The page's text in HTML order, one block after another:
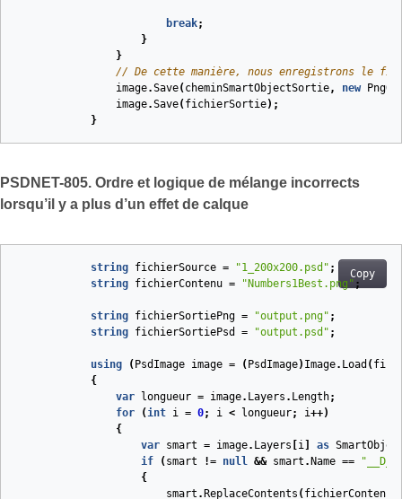
break;
}
}
// De cette manière, nous enregistrons le
image.Save( cheminSmartObjectSortie, new
image.Save( fichierSortie);
}
PSDNET-805. Ordre et logique de mélange incorrects
lorsqu’il y a plus d’un effet de calque
Copy
string fichierSource = "1_200x200.psd" ;
string fichierContenu = "Numbers1Best.png" ;
string fichierSortiePng = "output.png" ;
string fichierSortiePsd = "output.psd" ;
using ( PsdImage image = ( PsdImage) Image. Load (
{
var
longueur = image. Layers . Length;
for
(int i = 0; i < longueur; i++)
{
var smart = image. Layers i as
if
( smart != null && smart . Name ==
{
smart . ReplaceContents ( fichierContenu